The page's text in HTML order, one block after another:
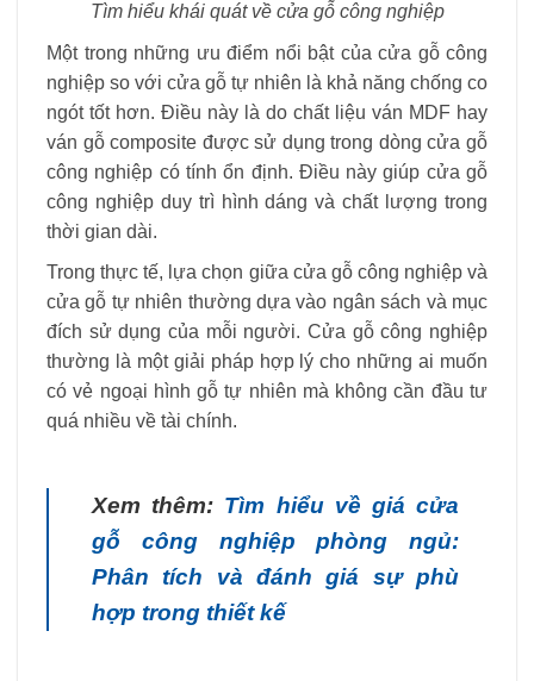
Tìm hiểu khái quát về cửa gỗ công nghiệp
Một trong những ưu điểm nổi bật của cửa gỗ công
nghiệp so với cửa gỗ tự nhiên là khả năng chống co
ngót tốt hơn. Điều này là do chất liệu ván MDF hay
ván gỗ composite được sử dụng trong dòng cửa gỗ
công nghiệp có tính ổn định. Điều này giúp cửa gỗ
công nghiệp duy trì hình dáng và chất lượng trong
thời gian dài.
Trong thực tế, lựa chọn giữa cửa gỗ công nghiệp và
cửa gỗ tự nhiên thường dựa vào ngân sách và mục
đích sử dụng của mỗi người. Cửa gỗ công nghiệp
thường là một giải pháp hợp lý cho những ai muốn
có vẻ ngoại hình gỗ tự nhiên mà không cần đầu tư
quá nhiều về tài chính.
Xem thêm: Tìm hiểu về giá cửa
gỗ công nghiệp phòng ngủ:
Phân tích và đánh giá sự phù
hợp trong thiết kế